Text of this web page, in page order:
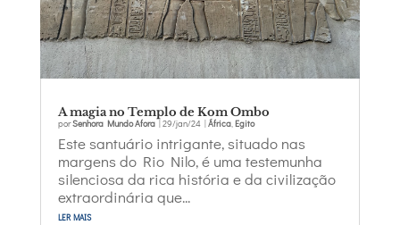
A magia no Templo de Kom Ombo
porSenhora Mundo Afora| 29/jan/24| África, Egito
Este santuário intrigante, situado nas
margens do Rio Nilo, é uma testemunha
silenciosa da rica história e da civilização
extraordinária que...
ler mais